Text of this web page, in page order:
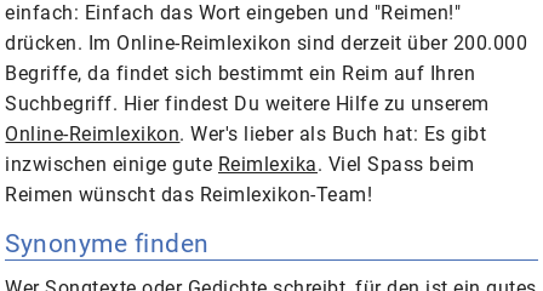
einfach: Einfach das Wort eingeben und "Reimen!"
drücken. Im Online-Reimlexikon sind derzeit über 200.000
Begriffe, da findet sich bestimmt ein Reim auf Ihren
Suchbegriff. Hier findest Du weitere Hilfe zu unserem
Online-Reimlexikon. Wer's lieber als Buch hat: Es gibt
inzwischen einige gute Reimlexika. Viel Spass beim
Reimen wünscht das Reimlexikon-Team!
Synonyme finden